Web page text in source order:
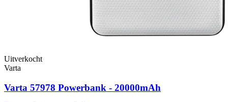
Uitverkocht
Varta
Varta 57978 Powerbank - 20000mAh